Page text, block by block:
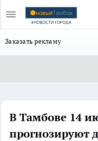
Заказать рекламу
В Тамбове 14
прогнозируют